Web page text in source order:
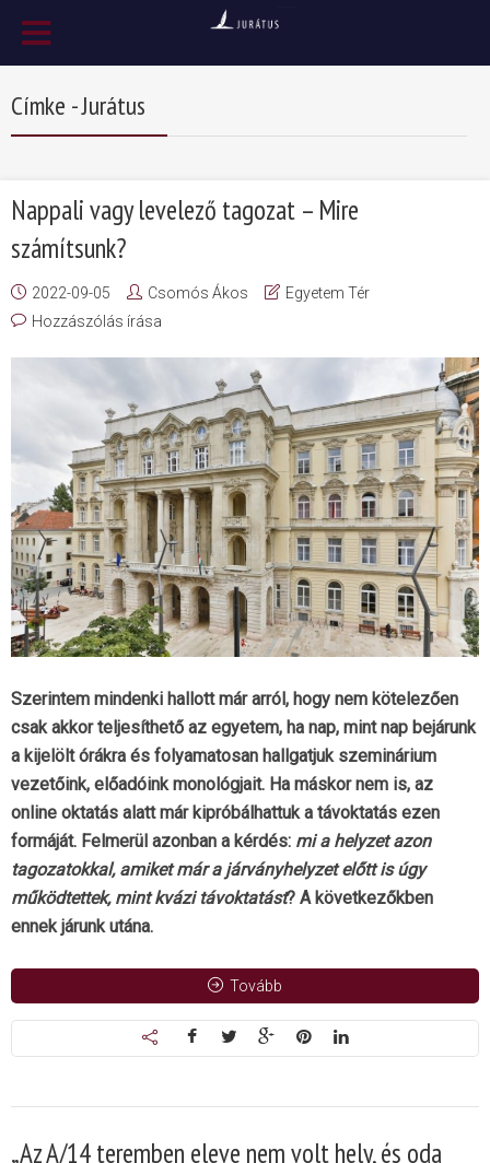
Címke - Jurátus
Nappali vagy levelező tagozat – Mire
számítsunk?
2022-09-05 Csomós Ákos
Egyetem Tér
Hozzászólás írása
Szerintem mindenki hallott már arról, hogy nem kötelezően
csak akkor teljesíthető az egyetem, ha nap, mint nap bejárunk
a kijelölt órákra és folyamatosan hallgatjuk szeminárium
vezetőink, előadóink monológjait. Ha máskor nem is, az
online oktatás alatt már kipróbálhattuk a távoktatás ezen
formáját. Felmerül azonban a kérdés: mi a helyzet azon
tagozatokkal, amiket már a járványhelyzet előtt is úgy
működtettek, mint kvázi távoktatást? A következőkben
ennek járunk utána.
Tovább
„Az A/14 teremben eleve nem volt hely, és oda